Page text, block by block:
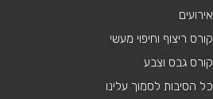
אירועים
קורס ריצוף וחיפוי מעשי
קורס גבס וצבע
כל הסיבות לסמוך עלינו